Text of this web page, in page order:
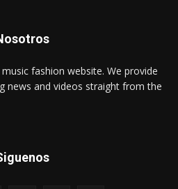
fashion website. We provide
news and videos straight from the